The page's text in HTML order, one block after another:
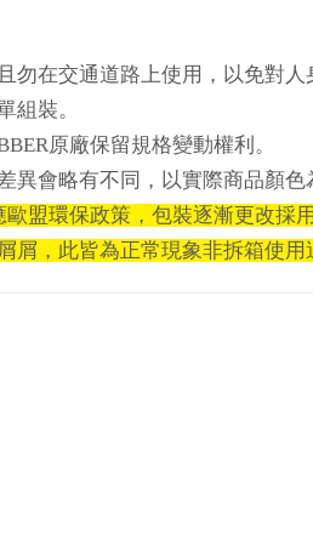
勿在交通道路上使用，以免對人
組裝。
原廠保留規格變動權利。
異會略有不同，以實際商品顏色
歐盟環保政策，包裝逐漸更改採
屑，此皆為正常現象非拆箱使用